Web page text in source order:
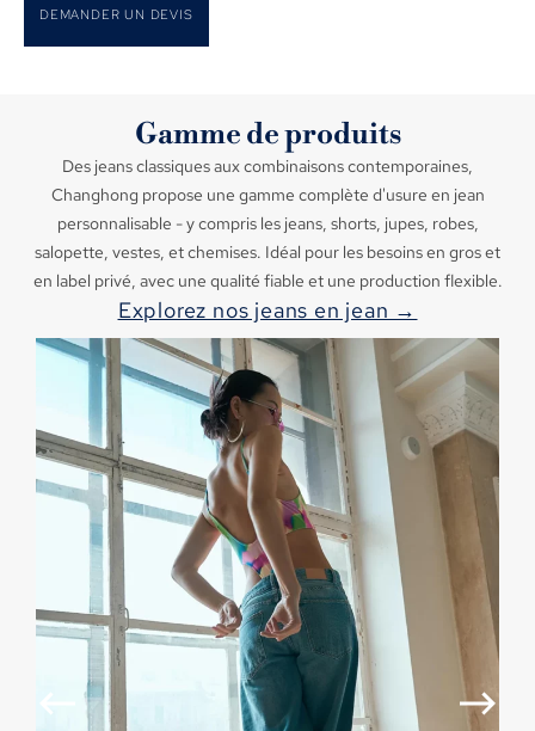
DEMANDER UN DEVIS
Gamme de produits
Des jeans classiques aux combinaisons contemporaines,
Changhong propose une gamme complète d'usure en jean
personnalisable - y compris les jeans, shorts, jupes, robes,
salopette, vestes, et chemises. Idéal pour les besoins en gros et
en label privé, avec une qualité fiable et une production flexible.
Explorez nos jeans en jean →